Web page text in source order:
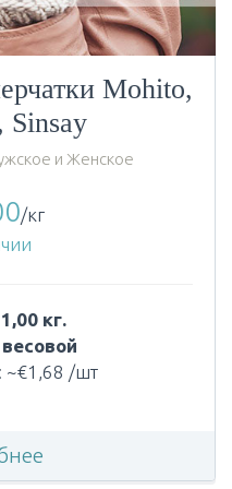
Mohito,
Sinsay
и Женское
/кг
кг.
весовой
~€1,68 /шт